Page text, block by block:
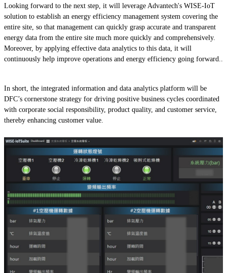
Looking forward to the next step, it will leverage Advantech's WISE-IoT
solution to establish an energy efficiency management system covering the
entire site, so that management can quickly grasp accurate and transparent
energy data from the entire site much more quickly and comprehensively.
Moreover, by applying effective data analytics to this data, it will
continuously help improve operations and energy efficiency going forward..
In short, the integrated information and data analytics platform will be
DFC’s cornerstone strategy for driving positive business cycles coordinated
with corporate social responsibility, product quality, and customer service,
thereby enhancing customer value.